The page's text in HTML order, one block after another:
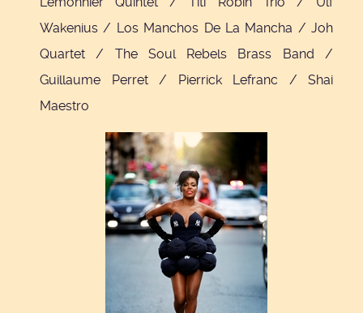
Wakenius / Los Manchos De La Mancha / Joh
Quartet / The Soul Rebels Brass Band /
Guillaume Perret / Pierrick Lefranc / Shai
Maestro